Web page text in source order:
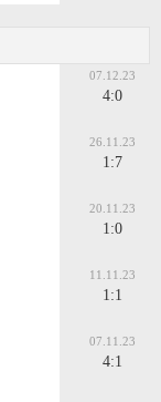
07.12.23
4:0
26.11.23
1:7
20.11.23
1:0
11.11.23
1:1
07.11.23
4:1